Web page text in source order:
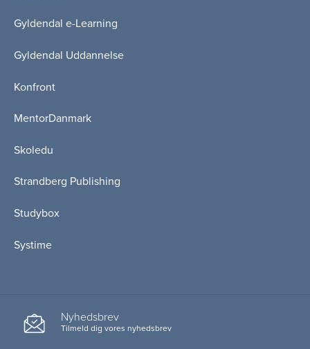
Gyldendal e-Learning
Gyldendal Uddannelse
Konfront
MentorDanmark
Skoledu
Strandberg Publishing
Studybox
Systime
Nyhedsbrev
Tilmeld dig vores nyhedsbrev